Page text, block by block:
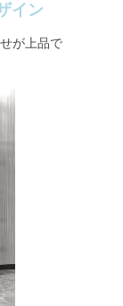
イン
が上品で